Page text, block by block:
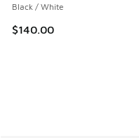
Black / White
$140.00